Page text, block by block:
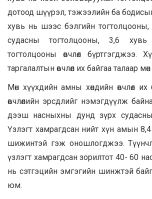
дотоод шүүрэл, тэжээлийн ба
хувь нь шээс бэлгийн
судасны тогтолцооны, 3,6
тогтолцооны өвчлөл бүртгэгджээ.
таргалалтын өвчлөл их байгаа талаар
Мөн хүүхдийн амны хөндийн өвчлөл их
өвчлөлийн эрсдлийг нэмэгдүүлж
дээш насныхны дунд зүрх судасны
Үзлэгт хамрагдсан нийт хүн амын
шижинтэй гэж оношлогджээ.
үзлэгт хамрагдсан зорилтот 40- 60
нь сэтгэцийн эмгэгийн шинжтэй
юм.